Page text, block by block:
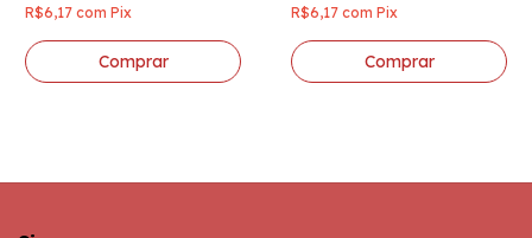
R$6,17 com Pix R$6,17 com Pix